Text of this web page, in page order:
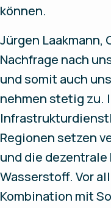
können.
Jürgen Laakmann,
Nachfrage nach
und somit auch
nehmen stetig zu.
Regionen setzen
und die
Wasserstoff. Vor
Kombination mit